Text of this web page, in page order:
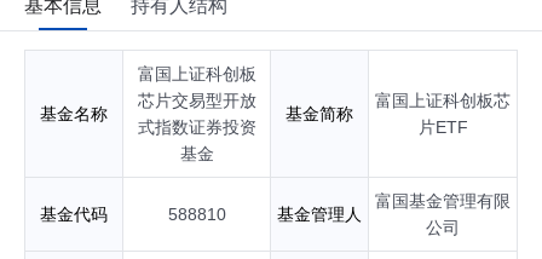
数证券投资基金基金经理；自2021年08月起任富国中证芯片产
业交易型开放式指数证券投资基金基金经理；自2022年01月起
任富国中证芯片产业交易型开放式指数证券投资基金发起式联
接基金基金经理；自2022年01月起任富国中证消费电子主题交
易型开放式指数证券投资基金基金经理；自2022年06月起任富
国中证消费电子主题交易型开放式指数证券投资基金发起式联
接基金基金经理；自2022年08月起任富国中证农业主题交易型
开放式指数证券投资基金联接基金基金经理；自2023年03月起
任富国中证绿色电力交易型开放式指数证券投资基金基金经
基本信息 持有人结构
基金名称
富国上证科创板
芯片交易型开放
式指数证券投资
基金
基金简称
富国上证科创板芯
片ETF
基金代码 588810 基金管理人
富国基金管理有限
公司